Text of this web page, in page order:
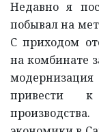
Недавно я
побывал на
С приходом
на комбинате
привести к